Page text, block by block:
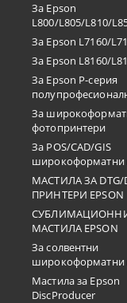
За Epson
L800/L805/L810/
За Epson L7160/
За Epson L8160/
За Epson P-серия
За
фотопринтери
За POS/CAD/GIS
широкоформатни
МАСТИЛА ЗА DTG/
ПРИНТЕРИ EPSON
МАСТИЛА EPSON
За солвентни
широкоформатни
Мастила за Epson
DiscProducer